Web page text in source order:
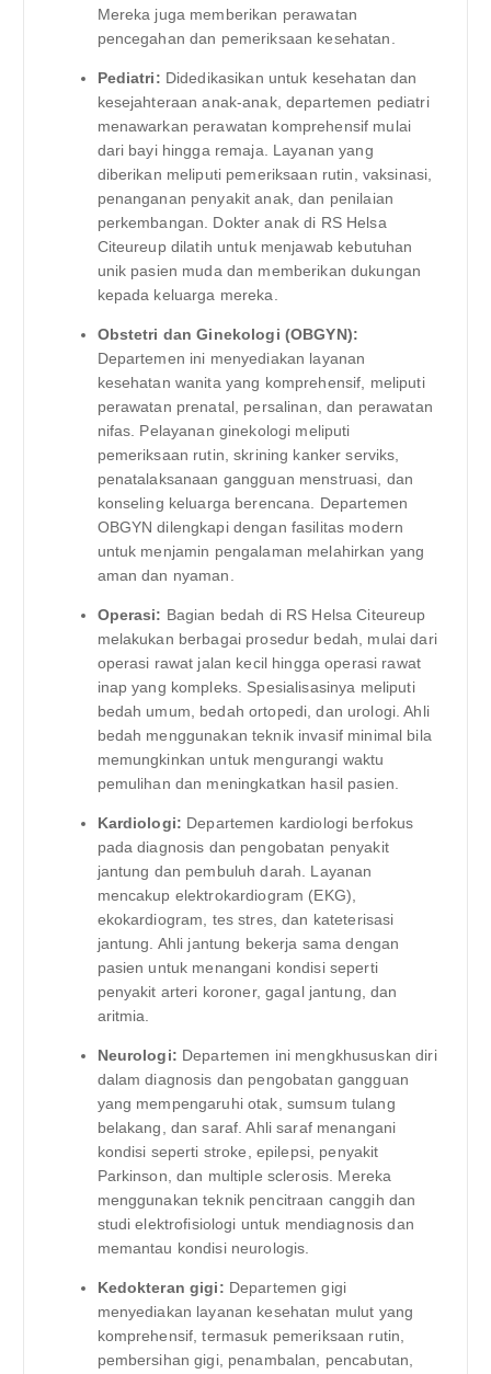
Mereka juga memberikan perawatan
pencegahan dan pemeriksaan kesehatan.
Pediatri: Didedikasikan untuk kesehatan dan
kesejahteraan anak-anak, departemen pediatri
menawarkan perawatan komprehensif mulai
dari bayi hingga remaja. Layanan yang
diberikan meliputi pemeriksaan rutin, vaksinasi,
penanganan penyakit anak, dan penilaian
perkembangan. Dokter anak di RS Helsa
Citeureup dilatih untuk menjawab kebutuhan
unik pasien muda dan memberikan dukungan
kepada keluarga mereka.
Obstetri dan Ginekologi (OBGYN):
Departemen ini menyediakan layanan
kesehatan wanita yang komprehensif, meliputi
perawatan prenatal, persalinan, dan perawatan
nifas. Pelayanan ginekologi meliputi
pemeriksaan rutin, skrining kanker serviks,
penatalaksanaan gangguan menstruasi, dan
konseling keluarga berencana. Departemen
OBGYN dilengkapi dengan fasilitas modern
untuk menjamin pengalaman melahirkan yang
aman dan nyaman.
Operasi: Bagian bedah di RS Helsa Citeureup
melakukan berbagai prosedur bedah, mulai dari
operasi rawat jalan kecil hingga operasi rawat
inap yang kompleks. Spesialisasinya meliputi
bedah umum, bedah ortopedi, dan urologi. Ahli
bedah menggunakan teknik invasif minimal bila
memungkinkan untuk mengurangi waktu
pemulihan dan meningkatkan hasil pasien.
Kardiologi: Departemen kardiologi berfokus
pada diagnosis dan pengobatan penyakit
jantung dan pembuluh darah. Layanan
mencakup elektrokardiogram (EKG),
ekokardiogram, tes stres, dan kateterisasi
jantung. Ahli jantung bekerja sama dengan
pasien untuk menangani kondisi seperti
penyakit arteri koroner, gagal jantung, dan
aritmia.
Neurologi: Departemen ini mengkhususkan diri
dalam diagnosis dan pengobatan gangguan
yang mempengaruhi otak, sumsum tulang
belakang, dan saraf. Ahli saraf menangani
kondisi seperti stroke, epilepsi, penyakit
Parkinson, dan multiple sclerosis. Mereka
menggunakan teknik pencitraan canggih dan
studi elektrofisiologi untuk mendiagnosis dan
memantau kondisi neurologis.
Kedokteran gigi: Departemen gigi
menyediakan layanan kesehatan mulut yang
komprehensif, termasuk pemeriksaan rutin,
pembersihan gigi, penambalan, pencabutan,